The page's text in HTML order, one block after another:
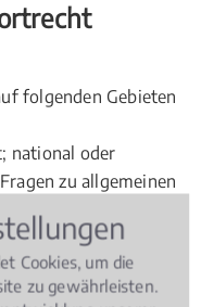
folgenden Gebieten
national oder
zu allgemeinen
den Bedingungen
zu Wasser, in der
Cookies, um die
zu gewährleisten.